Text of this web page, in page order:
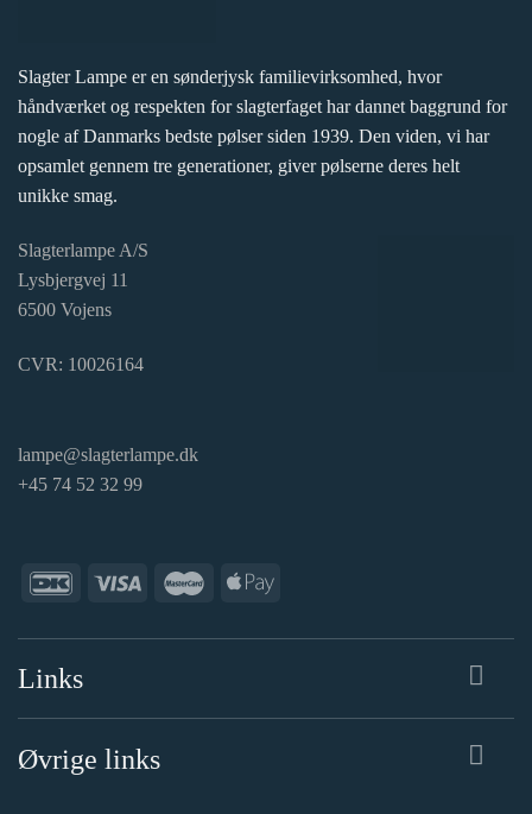
Slagter Lampe er en sønderjysk familievirksomhed, hvor
håndværket og respekten for slagterfaget har dannet baggrund for
nogle af Danmarks bedste pølser siden 1939. Den viden, vi har
opsamlet gennem tre generationer, giver pølserne deres helt
unikke smag.
Slagterlampe A/S
Lysbjergvej 11
6500 Vojens
CVR: 10026164
lampe@slagterlampe.dk
+45 74 52 32 99
Links
Øvrige links